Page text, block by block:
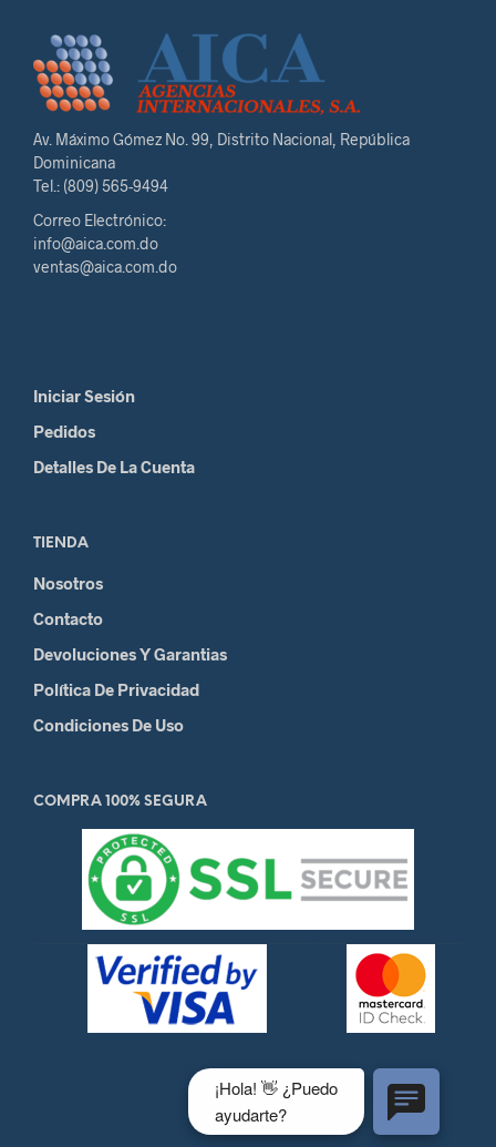
Av. Máximo Gómez No. 99, Distrito Nacional, República
Dominicana
Tel.: (809) 565-9494
Correo Electrónico:
info@aica.com.do
ventas@aica.com.do
Iniciar Sesión
Pedidos
Detalles De La Cuenta
TIENDA
Nosotros
Contacto
Devoluciones Y Garantias
Política De Privacidad
Condiciones De Uso
COMPRA 100% SEGURA